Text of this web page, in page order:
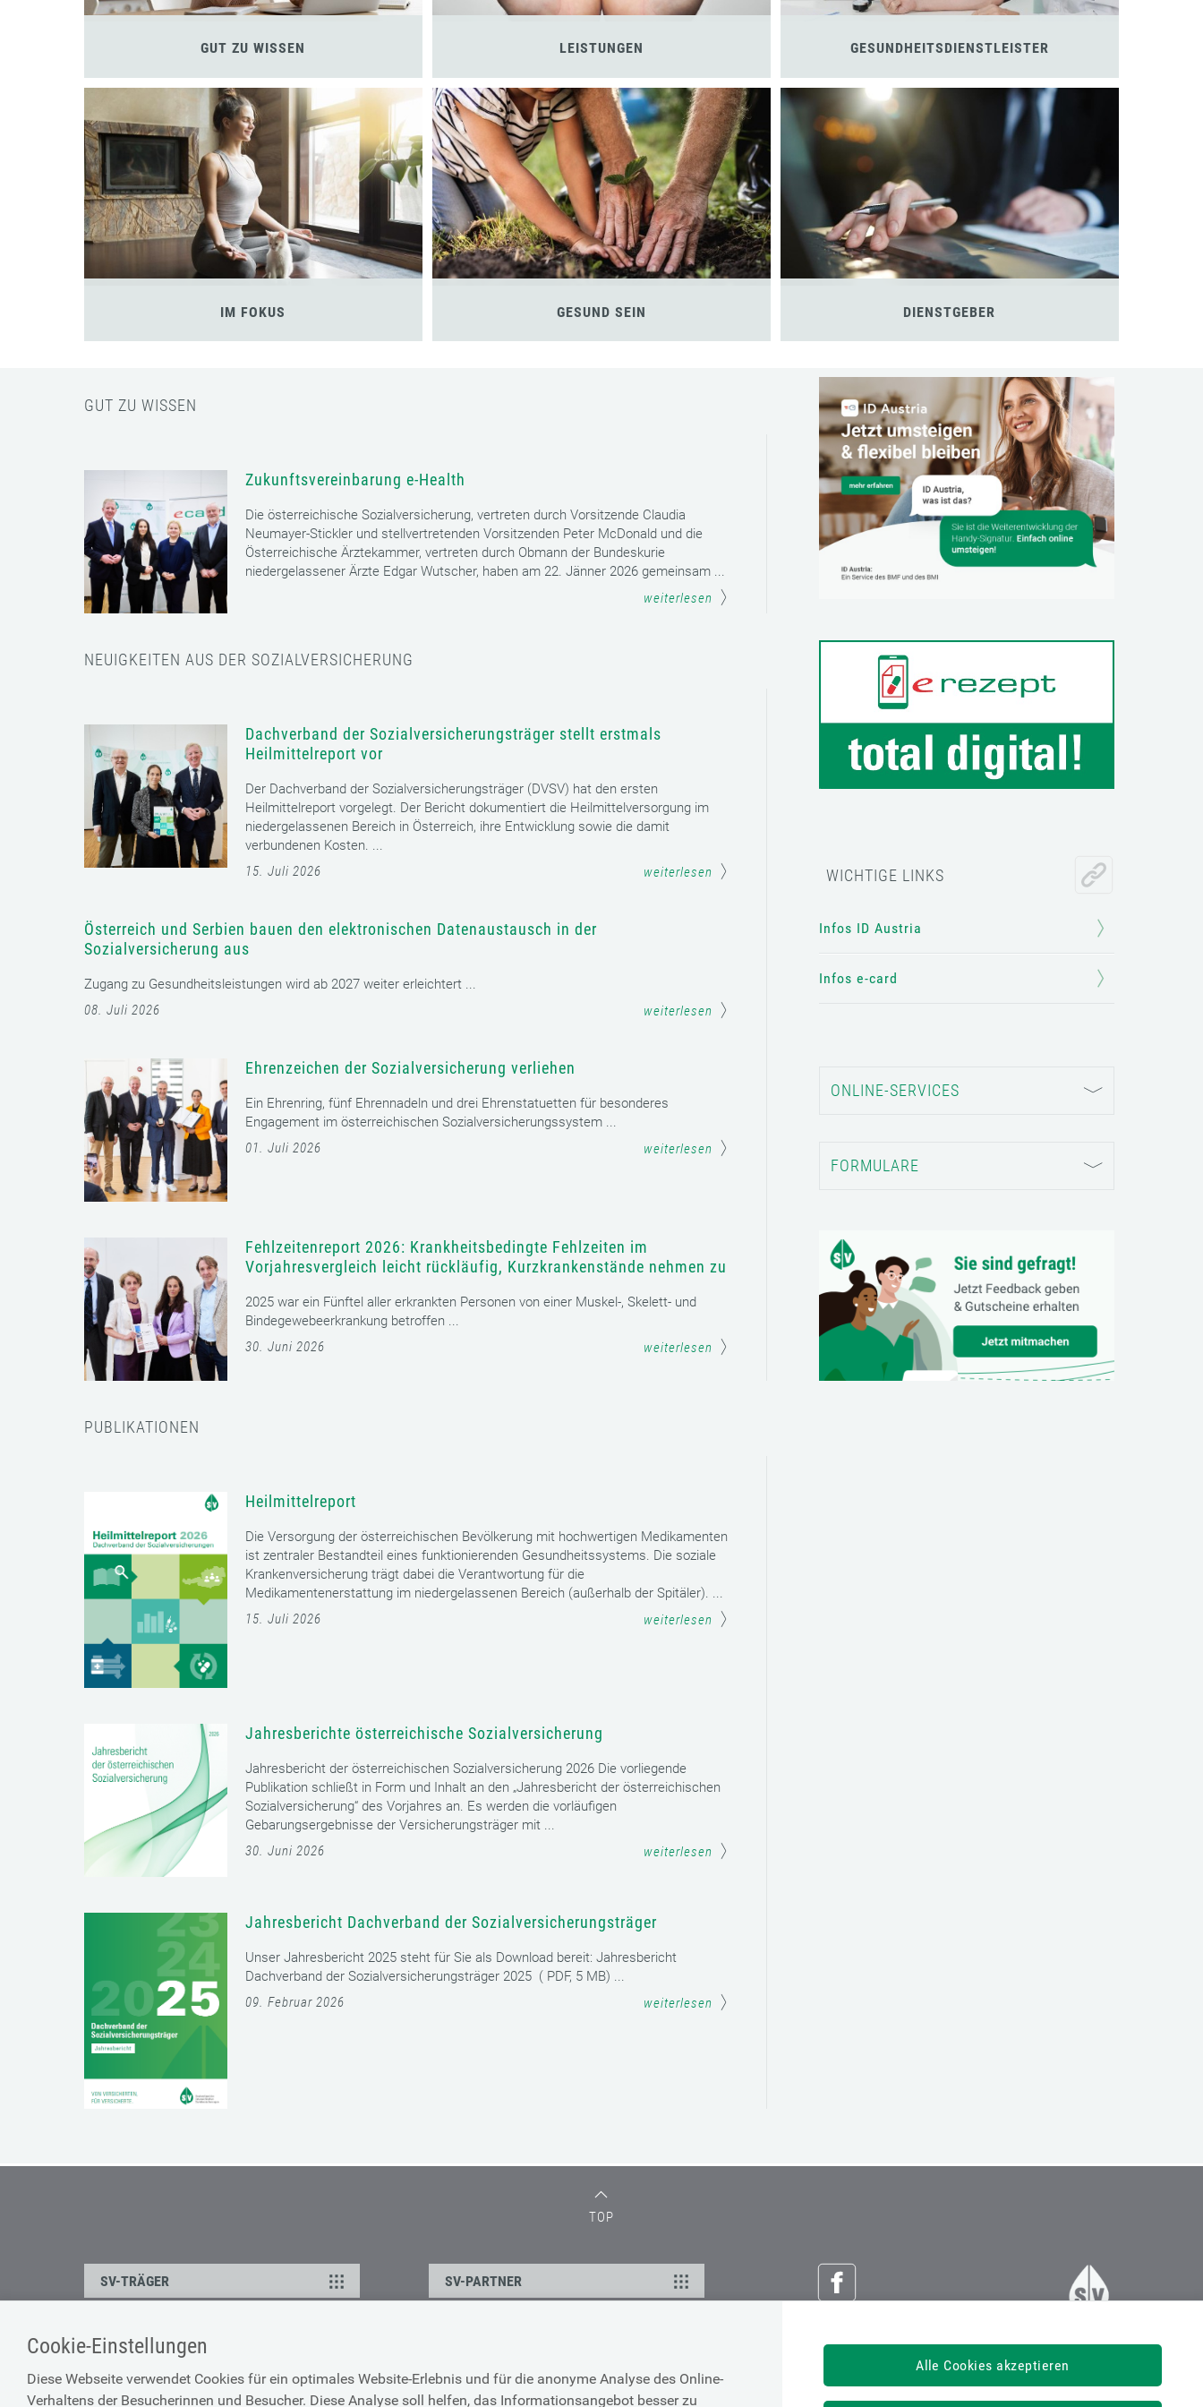
Cookie-Einstellungen
Diese Webseite verwendet Cookies für ein optimales Website-Erlebnis und für die anonyme Analyse des Online-
Verhaltens der Besucherinnen und Besucher. Diese Analyse soll helfen, das Informationsangebot besser zu
Alle Cookies akzeptieren
GUT ZU WISSEN LEISTUNGEN GESUNDHEITSDIENSTLEISTER
IM FOKUS GESUND SEIN DIENSTGEBER
WICHTIGE LINKS
Infos ID Austria
Infos e-card
ONLINE-SERVICES
FORMULARE
GUT ZU WISSEN
Zukunftsvereinbarung e-Health
Die österreichische Sozialversicherung, vertreten durch Vorsitzende Claudia
Neumayer-Stickler und stellvertretenden Vorsitzenden Peter McDonald und die
Österreichische Ärztekammer, vertreten durch Obmann der Bundeskurie
niedergelassener Ärzte Edgar Wutscher, haben am 22. Jänner 2026 gemeinsam ...
weiterlesen
NEUIGKEITEN AUS DER SOZIALVERSICHERUNG
Dachverband der Sozialversicherungsträger stellt erstmals
Heilmittelreport vor
Der Dachverband der Sozialversicherungsträger (DVSV) hat den ersten
Heilmittelreport vorgelegt. Der Bericht dokumentiert die Heilmittelversorgung im
niedergelassenen Bereich in Österreich, ihre Entwicklung sowie die damit
verbundenen Kosten. ...
15. Juli 2026
weiterlesen
Österreich und Serbien bauen den elektronischen Datenaustausch in der
Sozialversicherung aus
Zugang zu Gesundheitsleistungen wird ab 2027 weiter erleichtert ...
08. Juli 2026
weiterlesen
Ehrenzeichen der Sozialversicherung verliehen
Ein Ehrenring, fünf Ehrennadeln und drei Ehrenstatuetten für besonderes
Engagement im österreichischen Sozialversicherungssystem ...
01. Juli 2026
weiterlesen
Fehlzeitenreport 2026: Krankheitsbedingte Fehlzeiten im
Vorjahresvergleich leicht rückläufig, Kurzkrankenstände nehmen zu
2025 war ein Fünftel aller erkrankten Personen von einer Muskel-, Skelett- und
Bindegewebeerkrankung betroffen ...
30. Juni 2026
weiterlesen
PUBLIKATIONEN
Heilmittelreport
Die Versorgung der österreichischen Bevölkerung mit hochwertigen Medikamenten
ist zentraler Bestandteil eines funktionierenden Gesundheitssystems. Die soziale
Krankenversicherung trägt dabei die Verantwortung für die
Medikamentenerstattung im niedergelassenen Bereich (außerhalb der Spitäler). ...
15. Juli 2026
weiterlesen
Jahresberichte österreichische Sozialversicherung
Jahresbericht der österreichischen Sozialversicherung 2026 Die vorliegende
Publikation schließt in Form und Inhalt an den „Jahresbericht der österreichischen
Sozialversicherung“ des Vorjahres an. Es werden die vorläufigen
Gebarungsergebnisse der Versicherungsträger mit ...
30. Juni 2026
weiterlesen
Jahresbericht Dachverband der Sozialversicherungsträger
Unser Jahresbericht 2025 steht für Sie als Download bereit: Jahresbericht
Dachverband der Sozialversicherungsträger 2025 ( PDF, 5 MB) ...
09. Februar 2026
weiterlesen
TOP
Österreichische Sozialversicherung
Dachverband der Sozialversicherungsträger
SV-TRÄGER SV-PARTNER
ÜBER UNS
Kontakt
Barrierefreiheitserklärung
Cookie-Erklärung